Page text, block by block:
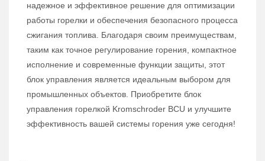
надежное и эффективное решение для оптимизации
работы горелки и обеспечения безопасного процесса
сжигания топлива. Благодаря своим преимуществам,
таким как точное регулирование горения, компактное
исполнение и современные функции защиты, этот
блок управления является идеальным выбором для
промышленных объектов. Приобретите блок
управления горелкой Kromschroder BCU и улучшите
эффективность вашей системы горения уже сегодня!